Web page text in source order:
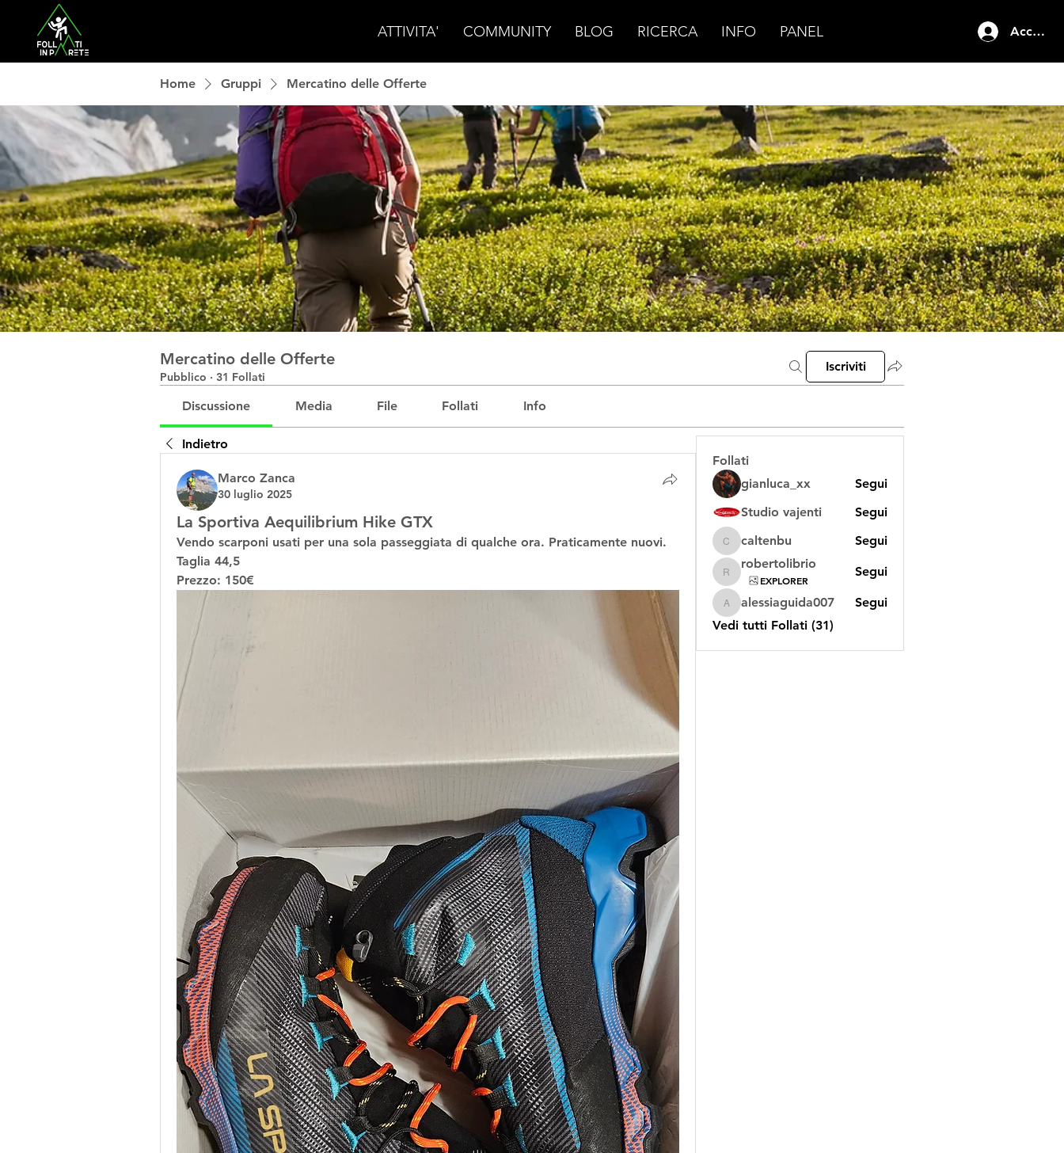
ATTIVITA' COMMUNITY BLOG RICERCA INFO PANEL Accedi
Home Gruppi Mercatino delle Offerte
Mercatino delle Offerte
Pubblico · 31 Follati
Iscriviti
Discussione Media File Follati Info
Indietro
Marco Zanca
30 luglio 2025
La Sportiva Aequilibrium Hike GTX
Vendo scarponi usati per una sola passeggiata di qualche ora. Praticamente nuovi.
Taglia 44,5
Prezzo: 150€
Follati
gianluca_xx
Segui
Studio vajenti
Segui
caltenbu
caltenbu Segui
robertolibrio
robertolibrio
EXPLORER
Segui
alessiaguida007
alessiaguida007
Segui
Vedi tutti Follati (31)